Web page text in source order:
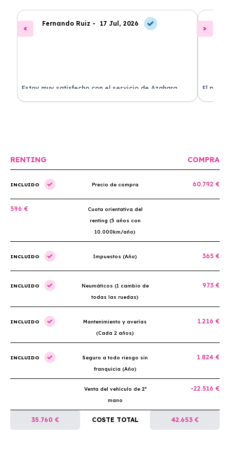
Fernando Ruiz - 17 Jul, 2026
Estoy muy satisfecho con el servicio de Azahara
Renting. El coche está en perfectas condiciones y el
El
llegó
RENTING COMPRA
INCLUIDO Precio de compra 60.792 €
596 €
Cuota orientativa del
renting (5 años con
10.000km/año)
INCLUIDO Impuestos (Año) 365 €
INCLUIDO
Neumáticos (1 cambio de
todas las ruedas)
973 €
INCLUIDO
Mantenimiento y averías
(Cada 2 años)
1.216 €
INCLUIDO
Seguro a todo riesgo sin
franquicia (Año)
1.824 €
Venta del vehículo de 2ª
mano
-22.516 €
35.760 € COSTE TOTAL 42.653 €